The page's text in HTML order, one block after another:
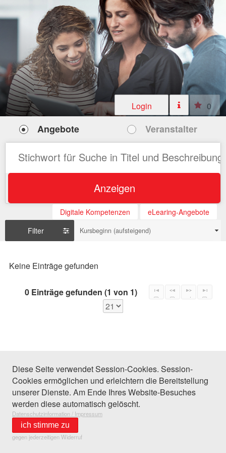
Login 0
Angebote Veranstalter
Anzeigen
Digitale Kompetenzen
eLearing-Angebote
Filter
Kursbeginn (aufsteigend)
Keine Einträge gefunden
0 Einträge gefunden (1 von 1)
Diese Seite verwendet Session-Cookies. Session-
Cookies ermöglichen und erleichtern die Bereitstellung
unserer Dienste. Am Ende Ihres Website-Besuches
werden diese automatisch gelöscht.
Datenschutzinformation / Impressum
ich stimme zu
gegen jederzeitigen Widerruf